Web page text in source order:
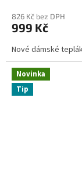
826 Kč bez DPH
999 Kč
Nové dámské
Novinka
Tip